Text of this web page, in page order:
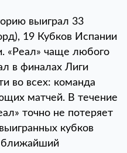
выиграл 33
19 Кубков Испании
«Реал» чаще любого
в финалах Лиги
во всех: команда
матчей. В течение
точно не потеряет
кубков
ближайший